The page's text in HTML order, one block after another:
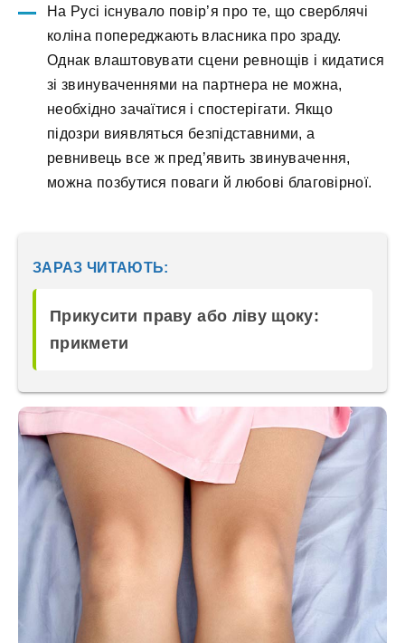
На Русі існувало повір’я про те, що сверблячі
коліна попереджають власника про зраду.
Однак влаштовувати сцени ревнощів і кидатися
зі звинуваченнями на партнера не можна,
необхідно зачаїтися і спостерігати. Якщо
підозри виявляться безпідставними, а
ревнивець все ж пред’явить звинувачення,
можна позбутися поваги й любові благовірної.
ЗАРАЗ ЧИТАЮТЬ:
Прикусити праву або ліву щоку:
прикмети